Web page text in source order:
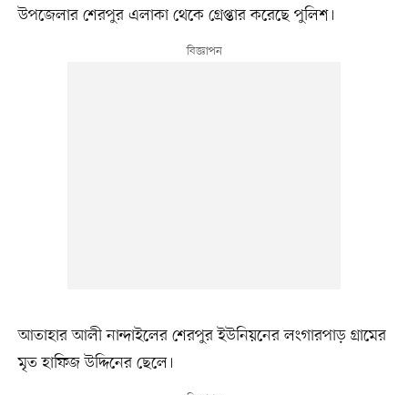
উপজেলার শেরপুর এলাকা থেকে গ্রেপ্তার করেছে পুলিশ।
আতাহার আলী নান্দাইলের শেরপুর ইউনিয়নের লংগারপাড় গ্রামের
মৃত হাফিজ উদ্দিনের ছেলে।